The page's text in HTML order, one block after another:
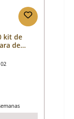
kit de
de